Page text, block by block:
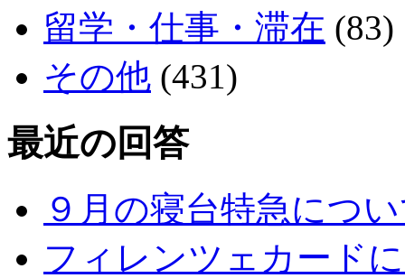
留学・仕事・滞在 (83)
その他 (431)
最近の回答
９月の寝台特急につ
フィレンツェカード